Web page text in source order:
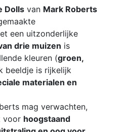
Dollsvan Mark Roberts
een uitzonderlijke
drie muizen is
kleuren (groen,
beeldje is rijkelijk
materialen en
mag verwachten,
voor hoogstaand